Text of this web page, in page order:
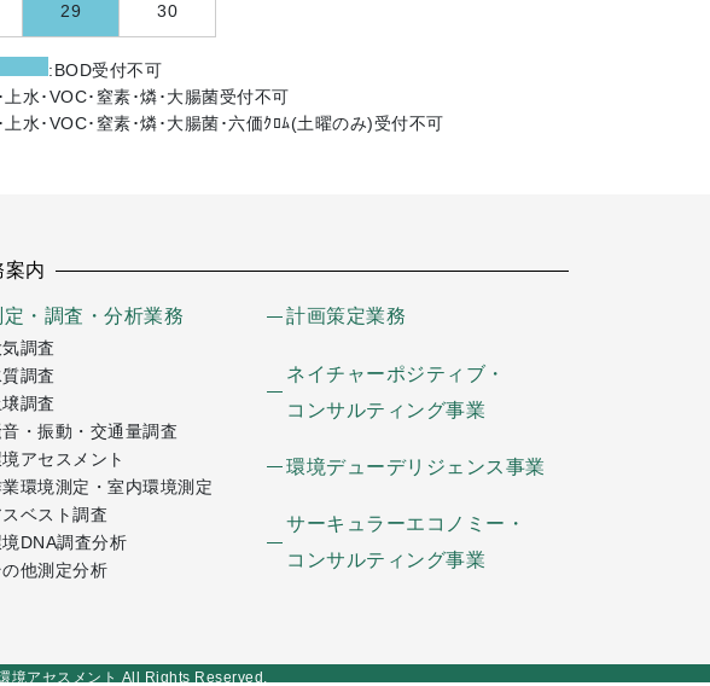
29 30
:BOD受付不可
上水･VOC･窒素･燐･大腸菌受付不可
上水･VOC･窒素･燐･大腸菌･六価ｸﾛﾑ(土曜のみ)受付不可
案内
定・調査・分析業務
気調査
調査
調査
・振動・交通量調査
アセスメント
環境測定・室内環境測定
スベスト調査
DNA調査分析
の他測定分析
計画策定業務
ネイチャーポジティブ・
コンサルティング事業
環境デューデリジェンス事業
サーキュラーエコノミー・
コンサルティング事業
境アセスメント All Rights Reserved.